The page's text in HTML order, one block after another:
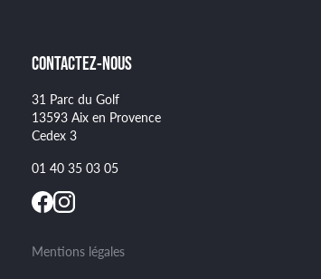
CONTACTEZ-NOUS
31 Parc du Golf
13593 Aix en Provence
Cedex 3
01 40 35 03 05
Mentions légales